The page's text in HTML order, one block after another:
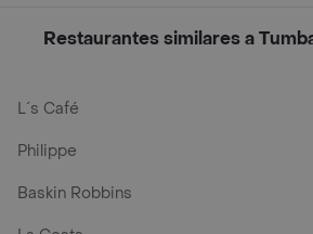
Restaurantes similares a
L´s Café
Philippe
Baskin Robbins